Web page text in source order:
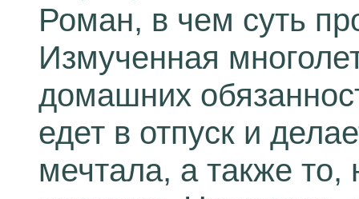
Роман, в чем суть
Измученная
домашних
едет в отпуск и
мечтала, а также то,